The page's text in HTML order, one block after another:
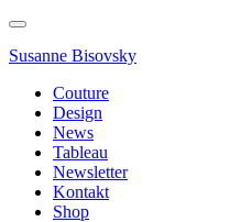
Susanne Bisovsky
Couture
Design
News
Tableau
Newsletter
Kontakt
Shop